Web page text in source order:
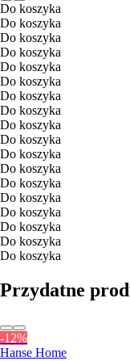
Do koszyka
Do koszyka
Do koszyka
Do koszyka
Do koszyka
Do koszyka
Do koszyka
Do koszyka
Do koszyka
Do koszyka
Do koszyka
Do koszyka
Do koszyka
Do koszyka
Do koszyka
Do koszyka
Do koszyka
Do koszyka
Przydatne
-12%
Hanse Home